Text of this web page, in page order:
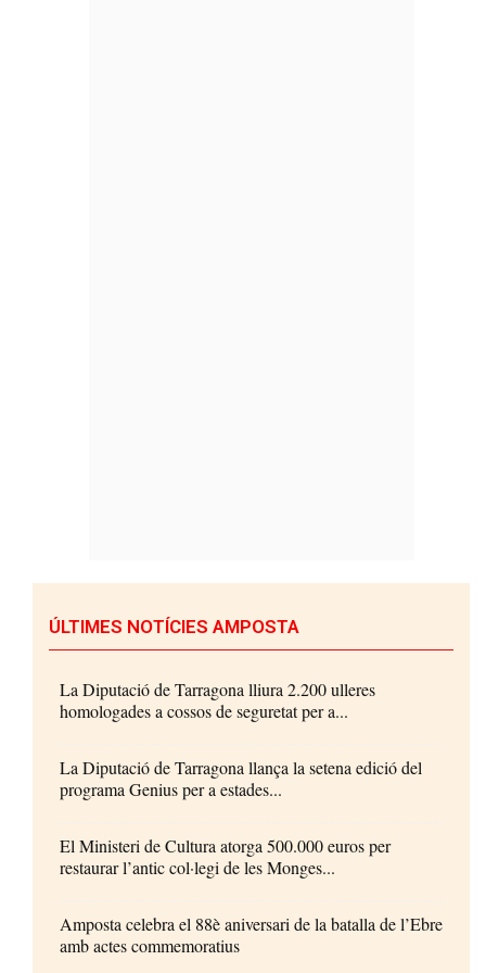
ÚLTIMES NOTÍCIES AMPOSTA
La Diputació de Tarragona lliura 2.200 ulleres
homologades a cossos de seguretat per a...
La Diputació de Tarragona llança la setena edició del
programa Genius per a estades...
El Ministeri de Cultura atorga 500.000 euros per
restaurar l’antic col·legi de les Monges...
Amposta celebra el 88è aniversari de la batalla de l’Ebre
amb actes commemoratius